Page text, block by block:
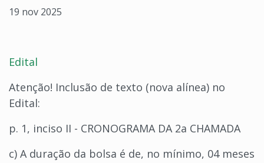
19 nov 2025
Edital
Atenção! Inclusão de texto (nova alínea) no
Edital:
p. 1, inciso II - CRONOGRAMA DA 2a CHAMADA
c) A duração da bolsa é de, no mínimo, 04 meses